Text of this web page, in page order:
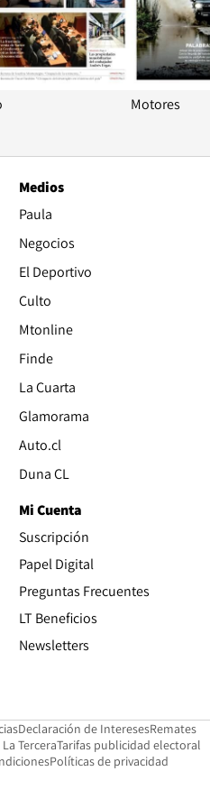
Motores
Medios
Paula
Negocios
El Deportivo
Culto
Mtonline
Finde
La Cuarta
Glamorama
Auto.cl
Duna CL
Mi Cuenta
Suscripción
Papel Digital
Preguntas Frecuentes
LT Beneficios
Newsletters
Opens in new window
Declaración de InteresesOpens in
Remates
TerceraOpens in new window
Tarifas publicidad electoral
Políticas de privacidad